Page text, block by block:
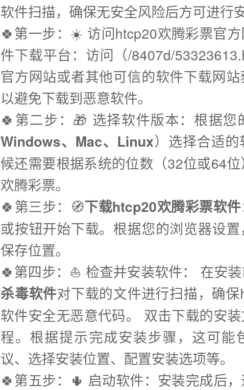
软件扫描，确保无安全风险后方可进行安
🍀第一步：☀️ 访问htcp20欢腾彩票官
件下载平台：访问（/8407d/
官方网站或者其他可信的软件下载网
以避免下载到恶意软件。
🍀第二步：🎁 选择软件版本：根据您
Windows、Mac、Linux）选择合适
候还需要根据系统的位数（32位或64
欢腾彩票。
🍀第三步：🧭下载htcp20欢腾彩票软件
或按钮开始下载。根据您的浏览器设
保存位置。
🍀第四步：⛵️ 检查并安装软件： 在安
杀毒软件对下载的文件进行扫描，确
软件安全无恶意代码。 双击下载的安
程。根据提示完成安装步骤，这可能
议、选择安装位置、配置安装选项等。
🍀第五步：🌵 启动软件：安装完成后